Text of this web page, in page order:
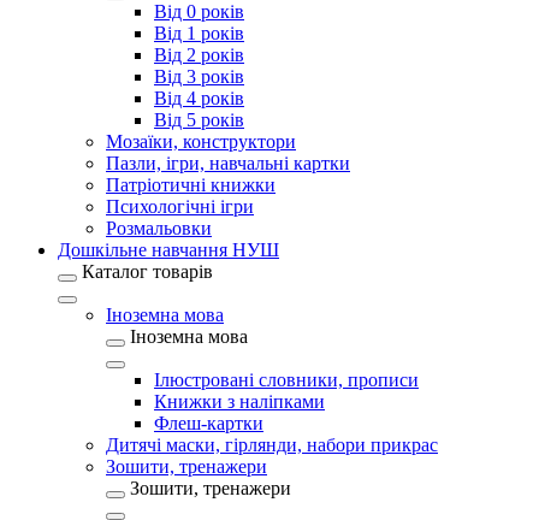
Від 0 років
Від 1 років
Від 2 років
Від 3 років
Від 4 років
Від 5 років
Мозаїки, конструктори
Пазли, ігри, навчальні картки
Патріотичні книжки
Психологічні ігри
Розмальовки
Дошкільне навчання НУШ
Каталог товарів
Іноземна мова
Іноземна мова
Ілюстровані словники, прописи
Книжки з наліпками
Флеш-картки
Дитячі маски, гірлянди, набори прикрас
Зошити, тренажери
Зошити, тренажери